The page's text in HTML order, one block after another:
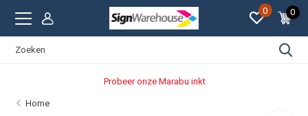
0 0
Probeer onze Marabu inkt
Home